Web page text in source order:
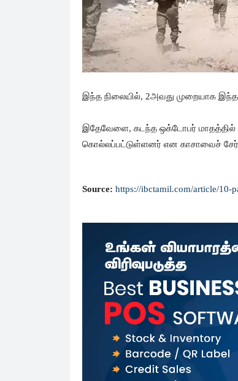
இந்த நிலையில், 2அவது முறையாக இந்த
இதேவேளை, கடந்த ஒக்டோபர் மாதத்தில்
கொல்லப்பட்டுள்ளனர் என காசாவைச்
Source: https://ibctamil.com/article/10-